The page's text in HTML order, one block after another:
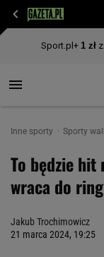
Inne sporty Sporty
To będzie
wraca do
Jakub Trochimowicz
21 marca 2024, 19:25